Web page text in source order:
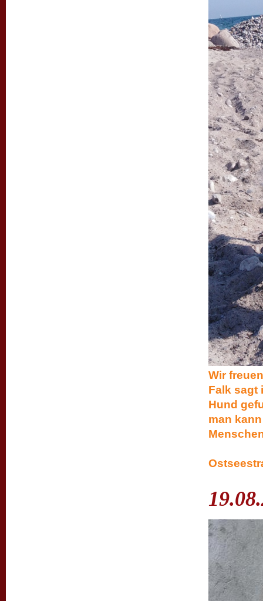
Wir
Falk sagt
Hund
man